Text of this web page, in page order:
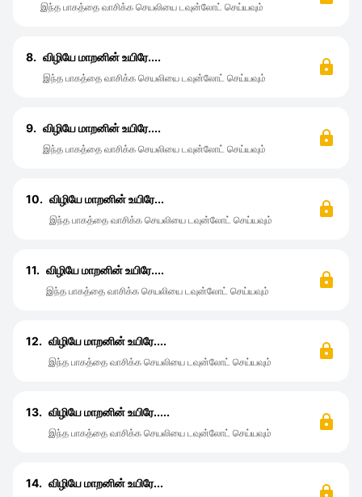
இந்த பாகத்தை வாசிக்க செயலியை டவுன்லோட் செய்யவும்
8. விழியே மாறனின் உயிரே....
இந்த பாகத்தை வாசிக்க செயலியை டவுன்லோட் செய்யவும்
9. விழியே மாறனின் உயிரே....
இந்த பாகத்தை வாசிக்க செயலியை டவுன்லோட் செய்யவும்
10. விழியே மாறனின் உயிரே...
இந்த பாகத்தை வாசிக்க செயலியை டவுன்லோட் செய்யவும்
11. விழியே மாறனின் உயிரே....
இந்த பாகத்தை வாசிக்க செயலியை டவுன்லோட் செய்யவும்
12. விழியே மாறனின் உயிரே....
இந்த பாகத்தை வாசிக்க செயலியை டவுன்லோட் செய்யவும்
13. விழியே மாறனின் உயிரே.....
இந்த பாகத்தை வாசிக்க செயலியை டவுன்லோட் செய்யவும்
14. விழியே மாறனின் உயிரே...